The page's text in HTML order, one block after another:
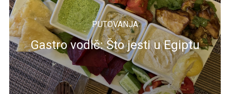
PUTOVANJA
Gastro vodič: Što jesti u Egiptu